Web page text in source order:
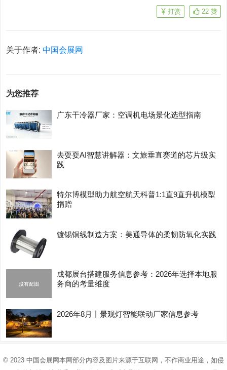
22 赞
打赏
关于作者:中国会展网
为您推荐
广东干冷器厂家：空调机电场景化选型指南
去耍耍AI智慧讲解器：文旅垂直赛道的芯片级实
践
特尔博模型助力航空航天科普1:1直9直升机模型
捐赠
镀锡铜线制造方案：美通导体的柔韧防氧化实践
成都展台搭建服务信息参考：2026年选择本地服
务商的考量维度
2026年8月丨景观灯智能联动厂家信息参考
© 2023 中国会展网本网部分内容及图片来源于互联网，不作商业用途，如侵